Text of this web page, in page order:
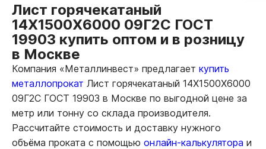
Лист горячекатаный
14Х1500Х6000 09Г2С ГОСТ
19903 купить оптом и в розницу
в Москве
Компания «Металлинвест» предлагает купить
металлопрокат Лист горячекатаный 14Х1500Х6000
09Г2С ГОСТ 19903 в Москве по выгодной цене за
метр или тонну со склада производителя.
Рассчитайте стоимость и доставку нужного
объёма проката с помощью онлайн-калькулятора и